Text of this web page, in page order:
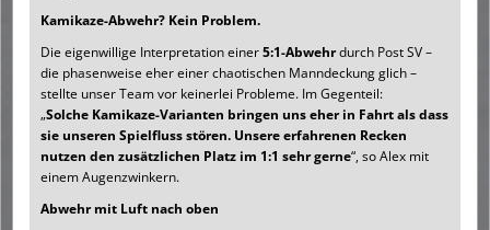
Kamikaze-Abwehr? Kein Problem.
Die eigenwillige Interpretation einer5:1-Abwehrdurch Post SV –
die phasenweise eher einer chaotischen Manndeckung glich –
stellte unser Team vor keinerlei Probleme. Im Gegenteil:
„Solche Kamikaze-Varianten bringen uns eher in Fahrt als dass
sie unseren Spielfluss stören. Unsere erfahrenen Recken
nutzen den zusätzlichen Platz im 1:1 sehr gerne“, so Alex mit
einem Augenzwinkern.
Abwehr mit Luft nach oben